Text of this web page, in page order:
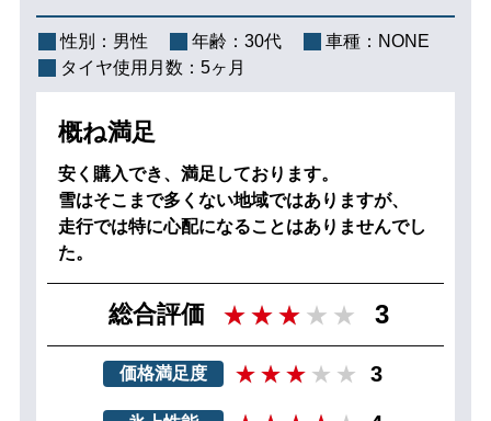
性別： 男性 年齢： 30代 車種： NONE
タイヤ使用月数： 5ヶ月
概ね満足
安く購入でき、満足しております。
雪はそこまで多くない地域ではありますが、
走行では特に心配になることはありませんでし
た。
総合評価 3
価格満足度 3